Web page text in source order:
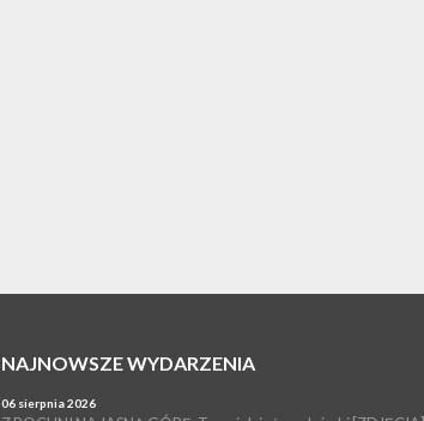
NAJNOWSZE WYDARZENIA
06 sierpnia 2026